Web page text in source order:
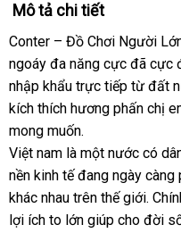
Mô tả chi tiết
Conter – Đồ Chơi Người
ngoáy đa năng cực đã cực
nhập khẩu trực tiếp từ đất
kích thích hương phấn chị
mong muốn.
Việt nam là một nước có
nền kinh tế đang ngày càng
khác nhau trên thế giớigiá
rẻ
.
lợi ích to lớn giúp cho đời